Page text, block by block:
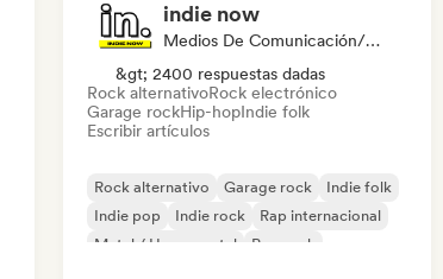
indie now
Medios De Comunicación/Periodista
&gt; 2400 respuestas dadas
Rock alternativoRock electrónico
Garage rockHip-hopIndie folk
Escribir artículos
Rock alternativo Garage rock
Indie folk
Indie pop
Indie rock
Rap internacional
Metal / Heavy metal
Pop rock